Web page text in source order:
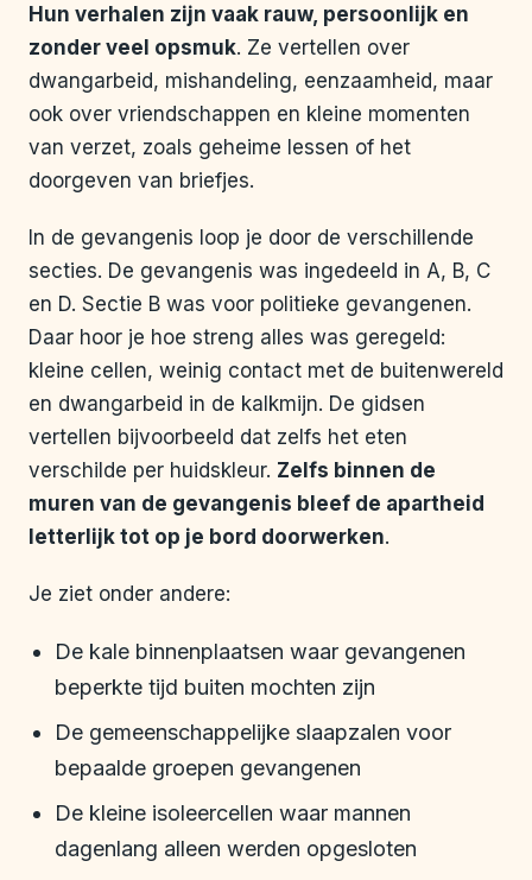
Hun verhalen zijn vaak rauw, persoonlijk en
zonder veel opsmuk. Ze vertellen over
dwangarbeid, mishandeling, eenzaamheid, maar
ook over vriendschappen en kleine momenten
van verzet, zoals geheime lessen of het
doorgeven van briefjes.
In de gevangenis loop je door de verschillende
secties. De gevangenis was ingedeeld in A, B, C
en D. Sectie B was voor politieke gevangenen.
Daar hoor je hoe streng alles was geregeld:
kleine cellen, weinig contact met de buitenwereld
en dwangarbeid in de kalkmijn. De gidsen
vertellen bijvoorbeeld dat zelfs het eten
verschilde per huidskleur. Zelfs binnen de
muren van de gevangenis bleef de apartheid
letterlijk tot op je bord doorwerken.
Je ziet onder andere:
De kale binnenplaatsen waar gevangenen
beperkte tijd buiten mochten zijn
De gemeenschappelijke slaapzalen voor
bepaalde groepen gevangenen
De kleine isoleercellen waar mannen
dagenlang alleen werden opgesloten